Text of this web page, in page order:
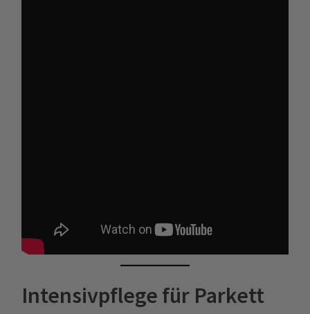
Intensivpflege für Parkett